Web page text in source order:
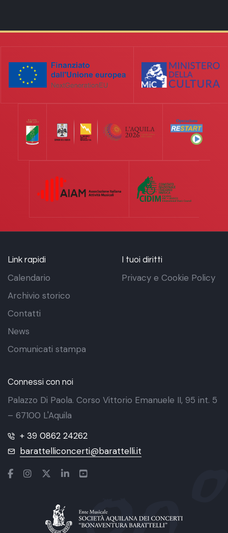
Link rapidi
Calendario
Archivio storico
Contatti
News
Comunicati stampa
I tuoi diritti
Privacy e Cookie Policy
Connessi con noi
Palazzo Di Paola. Corso Vittorio Emanuele II, 95 int. 5
– 67100 L'Aquila
+ 39 0862 24262
barattelliconcerti@barattelli.it